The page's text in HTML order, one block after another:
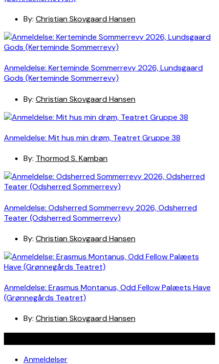
By: Christian Skovgaard Hansen
Anmeldelse: Kerteminde Sommerrevy 2026, Lundsgaard
Gods (Kerteminde Sommerrevy)
By: Christian Skovgaard Hansen
Anmeldelse: Mit hus min drøm, Teatret Gruppe 38
By: Thormod S. Kamban
Anmeldelse: Odsherred Sommerrevy 2026, Odsherred
Teater (Odsherred Sommerrevy)
By: Christian Skovgaard Hansen
Anmeldelse: Erasmus Montanus, Odd Fellow Palæets Have
(Grønnegårds Teatret)
By: Christian Skovgaard Hansen
Anmeldelser